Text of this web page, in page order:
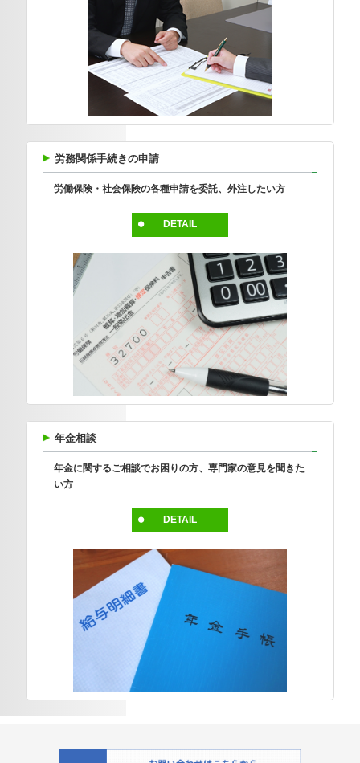
労務関係手続きの申請
労働保険・社会保険の各種申請を委託、外注したい方
DETAIL
年金相談
年金に関するご相談でお困りの方、専門家の意見を聞きた
い方
DETAIL